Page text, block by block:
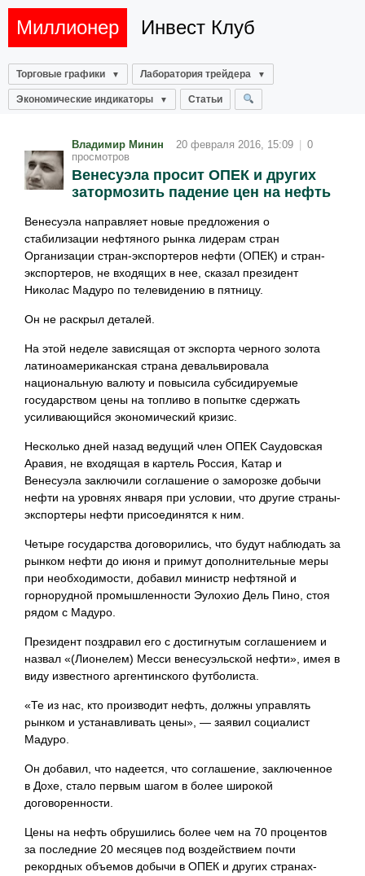
Миллионер Инвест Клуб
Торговые графики Лаборатория трейдера
Экономические индикаторы Статьи
Владимир Минин 20 февраля 2016, 15:09
0
просмотров
Венесуэла просит ОПЕК и других
затормозить падение цен на нефть
Венесуэла направляет новые предложения о
стабилизации нефтяного рынка лидерам стран
Организации стран-экспортеров нефти (ОПЕК) и стран-
экспортеров, не входящих в нее, сказал президент
Николас Мадуро по телевидению в пятницу.
Он не раскрыл деталей.
На этой неделе зависящая от экспорта черного золота
латиноамериканская страна девальвировала
национальную валюту и повысила субсидируемые
государством цены на топливо в попытке сдержать
усиливающийся экономический кризис.
Несколько дней назад ведущий член ОПЕК Саудовская
Аравия, не входящая в картель Россия, Катар и
Венесуэла заключили соглашение о заморозке добычи
нефти на уровнях января при условии, что другие страны-
экспортеры нефти присоединятся к ним.
Четыре государства договорились, что будут наблюдать за
рынком нефти до июня и примут дополнительные меры
при необходимости, добавил министр нефтяной и
горнорудной промышленности Эулохио Дель Пино, стоя
рядом с Мадуро.
Президент поздравил его с достигнутым соглашением и
назвал «(Лионелем) Месси венесуэльской нефти», имея в
виду известного аргентинского футболиста.
«Те из нас, кто производит нефть, должны управлять
рынком и устанавливать цены», — заявил социалист
Мадуро.
Он добавил, что надеется, что соглашение, заключенное
в Дохе, стало первым шагом в более широкой
договоренности.
Цены на нефть обрушились более чем на 70 процентов
за последние 20 месяцев под воздействием почти
рекордных объемов добычи в ОПЕК и других странах-